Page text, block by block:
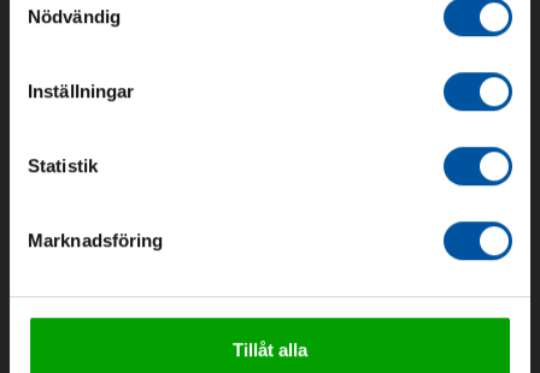
Nödvändig
Inställningar
Statistik
Marknadsföring
Tillåt alla
Om oss
Kontakt
Vattenförsörjning
Geoenergi
Cirkulation